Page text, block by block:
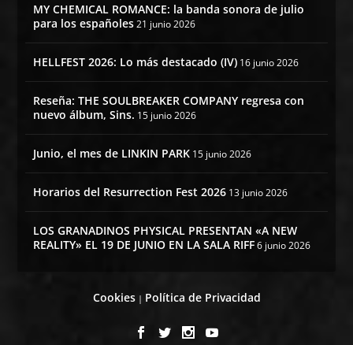
MY CHEMICAL ROMANCE: la banda sonora de julio
para los españoles 21 junio 2026
HELLFEST 2026: Lo más destacado (IV) 16 junio 2026
Reseña: THE SOULBREAKER COMPANY regresa con
nuevo álbum, Sins. 15 junio 2026
Junio, el mes de LINKIN PARK 15 junio 2026
Horarios del Resurrection Fest 2026 13 junio 2026
LOS GRANADINOS PHYSICAL PRESENTAN «A NEW
REALITY» EL 19 DE JUNIO EN LA SALA RIFF 6 junio 2026
Cookies| Política de Privacidad